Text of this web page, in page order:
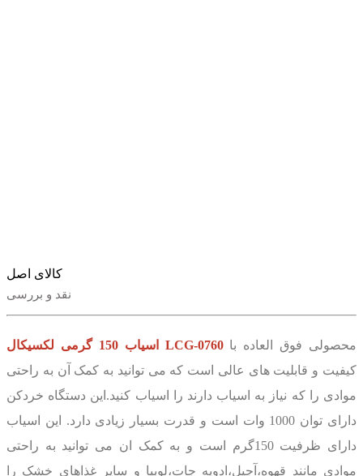
کالای اصل
نقد و بررسی
اسیاب 150 گرمی لکسیکال LCG-0760 محصولی فوق العاده با
کیفیت و قابلیت های عالی است که می توانید به کمک آن به راحتی
موادی را که نیاز به اسیاب دارند را اسیاب کنید.این دستگاه خردکن
دارای توان 1000 وات است و قدرت بسیار زیادی دارد. این اسیاب
دارای ظرفیت 150گرم است و به کمک ان می توانید به راحتی
موادی مانند قهوه،آجیل،ادویه جات،لوبیا و سایر غذاهای خشک را